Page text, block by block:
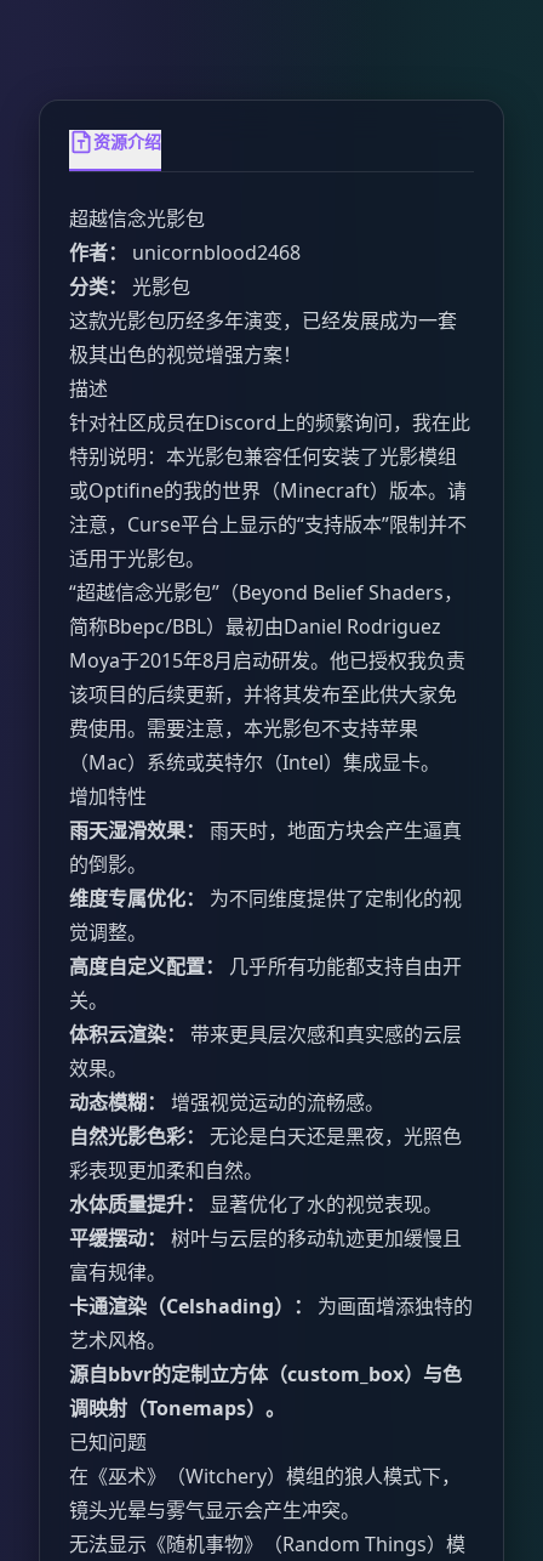
资源介绍
超越信念光影包
作者：
unicornblood2468
分类：
光影包
这款光影包历经多年演变，已经发展成为一套
极其出色的视觉增强方案！
描述
针对社区成员在Discord上的频繁询问，我在此
特别说明：本光影包兼容任何安装了光影模组
或Optifine的我的世界（Minecraft）版本。请
注意，Curse平台上显示的“支持版本”限制并不
适用于光影包。
“超越信念光影包”（Beyond Belief Shaders，
简称Bbepc/BBL）最初由Daniel Rodriguez
Moya于2015年8月启动研发。他已授权我负责
该项目的后续更新，并将其发布至此供大家免
费使用。需要注意，本光影包不支持苹果
（Mac）系统或英特尔（Intel）集成显卡。
增加特性
雨天湿滑效果：
雨天时，地面方块会产生逼真
的倒影。
维度专属优化：
为不同维度提供了定制化的视
觉调整。
高度自定义配置：
几乎所有功能都支持自由开
关。
体积云渲染：
带来更具层次感和真实感的云层
效果。
动态模糊：
增强视觉运动的流畅感。
自然光影色彩：
无论是白天还是黑夜，光照色
彩表现更加柔和自然。
水体质量提升：
显著优化了水的视觉表现。
平缓摆动：
树叶与云层的移动轨迹更加缓慢且
富有规律。
卡通渲染（Celshading）：
为画面增添独特的
艺术风格。
源自bbvr的定制立方体（custom_box）与色
调映射（Tonemaps）。
已知问题
在《巫术》（Witchery）模组的狼人模式下，
镜头光晕与雾气显示会产生冲突。
无法显示《随机事物》（Random Things）模